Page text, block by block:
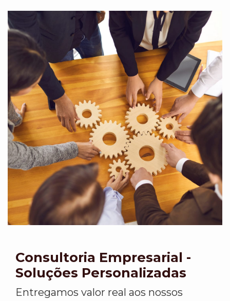
Consultoria Empresarial -
Soluções Personalizadas
Entregamos valor real aos nossos